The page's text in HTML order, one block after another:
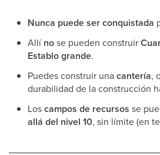
Nunca puede ser conquistada
Allínose pueden construir
Establo grande.
Puedes construir unacantería,
durabilidad de la construcción
Loscampos de recursos se
allá del nivel 10, sin límite (en